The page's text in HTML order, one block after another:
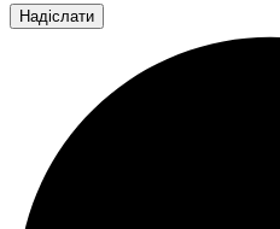
Надіслати